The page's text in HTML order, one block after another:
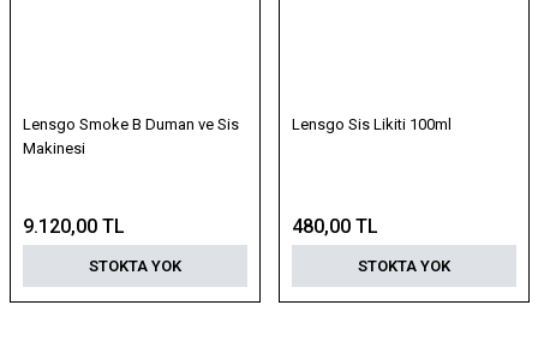
Lensgo Smoke B Duman ve Sis
Makinesi
9.120,00 TL
STOKTA YOK
Lensgo Sis Likiti 100ml
480,00 TL
STOKTA YOK